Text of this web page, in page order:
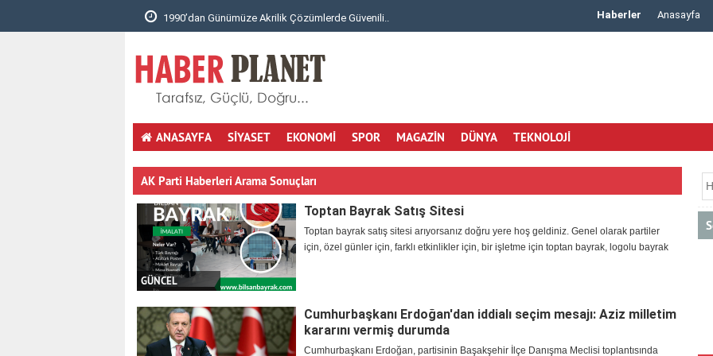
Arisar Otomotiv ile Aracınıza Uygun Klima Rad.. Çiçek Malzemeleri ve Buket Kağıdı Alışverişin..
Haberler Anasayfa
ANASAYFA SİYASET EKONOMİ SPOR MAGAZİN DÜNYA TEKNOLOJİ
AK Parti Haberleri Arama Sonuçları
GÜNCEL
Toptan Bayrak Satış Sitesi
Toptan bayrak satış sitesi arıyorsanız doğru yere hoş geldiniz. Genel olarak partiler
için, özel günler için, farklı etkinlikler için, bir işletme için toptan bayrak, logolu bayrak
Cumhurbaşkanı Erdoğan'dan iddialı seçim mesajı: Aziz milletim
kararını vermiş durumda
Cumhurbaşkanı Erdoğan, partisinin Başakşehir İlçe Danışma Meclisi toplantısında